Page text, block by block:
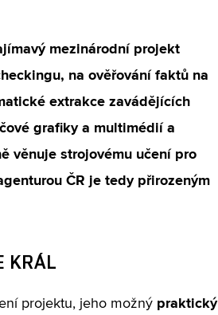
mezinárodní projekt
na ověřování faktů na
extrakce zavádějících
grafiky a multimédií a
věnuje strojovému učení pro
ČR je tedy přirozeným
KRÁL
projektu, jeho možný praktický